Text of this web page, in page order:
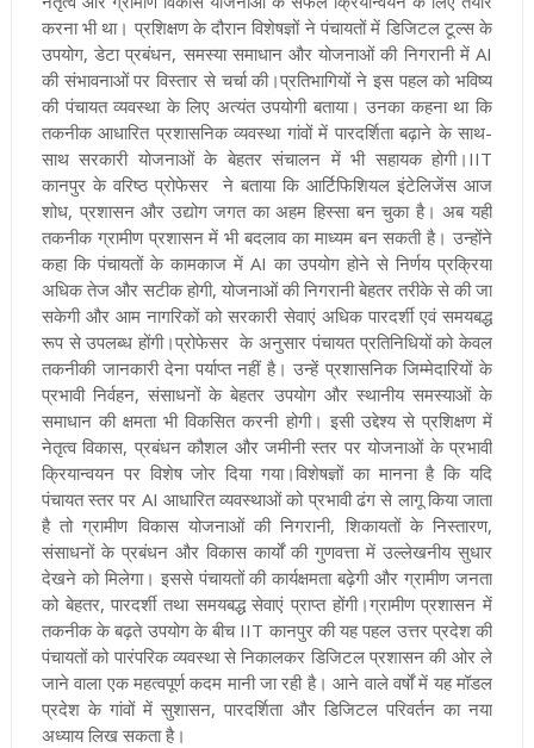
करना भी था। प्रशिक्षण के दौरान विशेषज्ञों ने पंचायतों में डिजिटल टूल्स के
उपयोग, डेटा प्रबंधन, समस्या समाधान और योजनाओं की निगरानी में AI
की संभावनाओं पर विस्तार से चर्चा की।प्रतिभागियों ने इस पहल को भविष्य
की पंचायत व्यवस्था के लिए अत्यंत उपयोगी बताया। उनका कहना था कि
तकनीक आधारित प्रशासनिक व्यवस्था गांवों में पारदर्शिता बढ़ाने के साथ-
साथ सरकारी योजनाओं के बेहतर संचालन में भी सहायक होगी।IIT
कानपुर के वरिष्ठ प्रोफेसर ने बताया कि आर्टिफिशियल इंटेलिजेंस आज
शोध, प्रशासन और उद्योग जगत का अहम हिस्सा बन चुका है। अब यही
तकनीक ग्रामीण प्रशासन में भी बदलाव का माध्यम बन सकती है। उन्होंने
कहा कि पंचायतों के कामकाज में AI का उपयोग होने से निर्णय प्रक्रिया
अधिक तेज और सटीक होगी, योजनाओं की निगरानी बेहतर तरीके से की जा
सकेगी और आम नागरिकों को सरकारी सेवाएं अधिक पारदर्शी एवं समयबद्ध
रूप से उपलब्ध होंगी।प्रोफेसर के अनुसार पंचायत प्रतिनिधियों को केवल
तकनीकी जानकारी देना पर्याप्त नहीं है। उन्हें प्रशासनिक जिम्मेदारियों के
प्रभावी निर्वहन, संसाधनों के बेहतर उपयोग और स्थानीय समस्याओं के
समाधान की क्षमता भी विकसित करनी होगी। इसी उद्देश्य से प्रशिक्षण में
नेतृत्व विकास, प्रबंधन कौशल और जमीनी स्तर पर योजनाओं के प्रभावी
क्रियान्वयन पर विशेष जोर दिया गया।विशेषज्ञों का मानना है कि यदि
पंचायत स्तर पर AI आधारित व्यवस्थाओं को प्रभावी ढंग से लागू किया जाता
है तो ग्रामीण विकास योजनाओं की निगरानी, शिकायतों के निस्तारण,
संसाधनों के प्रबंधन और विकास कार्यों की गुणवत्ता में उल्लेखनीय सुधार
देखने को मिलेगा। इससे पंचायतों की कार्यक्षमता बढ़ेगी और ग्रामीण जनता
को बेहतर, पारदर्शी तथा समयबद्ध सेवाएं प्राप्त होंगी।ग्रामीण प्रशासन में
तकनीक के बढ़ते उपयोग के बीच IIT कानपुर की यह पहल उत्तर प्रदेश की
पंचायतों को पारंपरिक व्यवस्था से निकालकर डिजिटल प्रशासन की ओर ले
जाने वाला एक महत्वपूर्ण कदम मानी जा रही है। आने वाले वर्षों में यह मॉडल
प्रदेश के गांवों में सुशासन, पारदर्शिता और डिजिटल परिवर्तन का नया
अध्याय लिख सकता है।